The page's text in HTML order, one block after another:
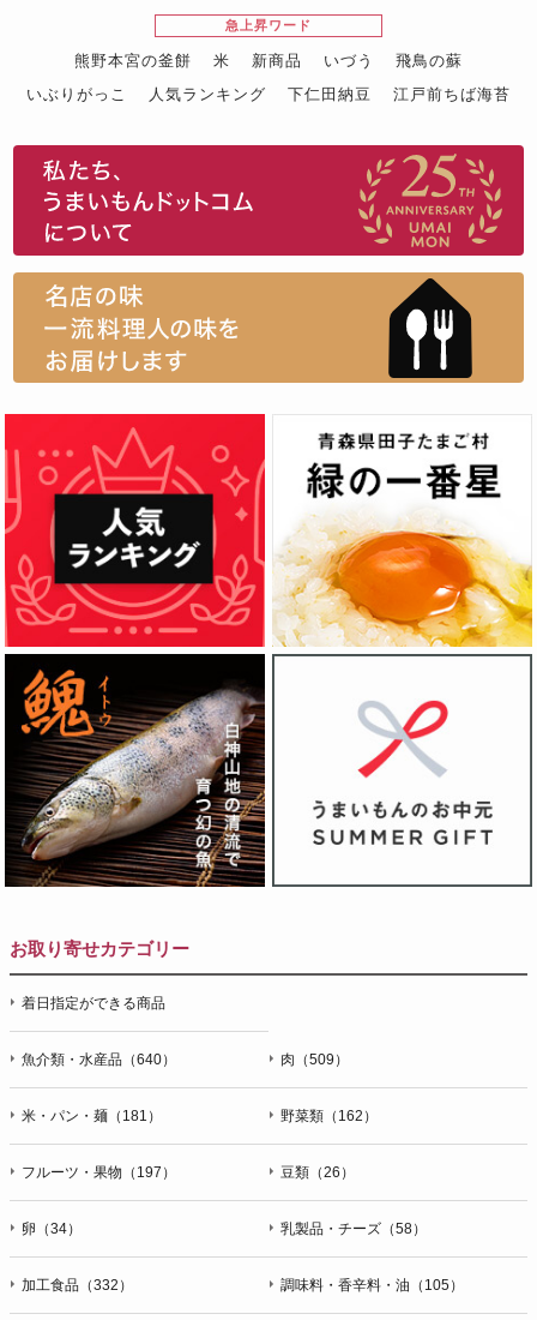
急上昇ワード
熊野本宮の釜餅 米 新商品 いづう
飛鳥の蘇
いぶりがっこ
人気ランキング 下仁田納豆
江戸前ちば海苔
お取り寄せカテゴリー
着日指定ができる商品
魚介類・水産品（640） 肉（509）
米・パン・麺（181） 野菜類（162）
フルーツ・果物（197） 豆類（26）
卵（34） 乳製品・チーズ（58）
加工食品（332） 調味料・香辛料・油（105）